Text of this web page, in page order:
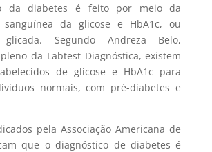
da diabetes é feito por meio da
sanguínea da glicose e HbA1c, ou
glicada. Segundo Andreza Belo,
da Labtest Diagnóstica, existem
de glicose e HbA1c para
normais, com pré-diabetes e
pela Associação Americana de
que o diagnóstico de diabetes é